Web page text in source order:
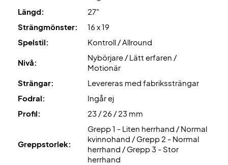
Längd:
27"
Strängmönster:
16 x 19
Spelstil:
Kontroll / Allround
Nivå:
Nybörjare / Lätt erfaren /
Motionär
Strängar:
Levereras med fabrikssträngar
Fodral:
Ingår ej
Profil:
23 / 26 / 23 mm
Greppstorlek:
Grepp 1 - Liten herrhand / Normal
kvinnohand / Grepp 2 - Normal
herrhand / Grepp 3 - Stor
herrhand